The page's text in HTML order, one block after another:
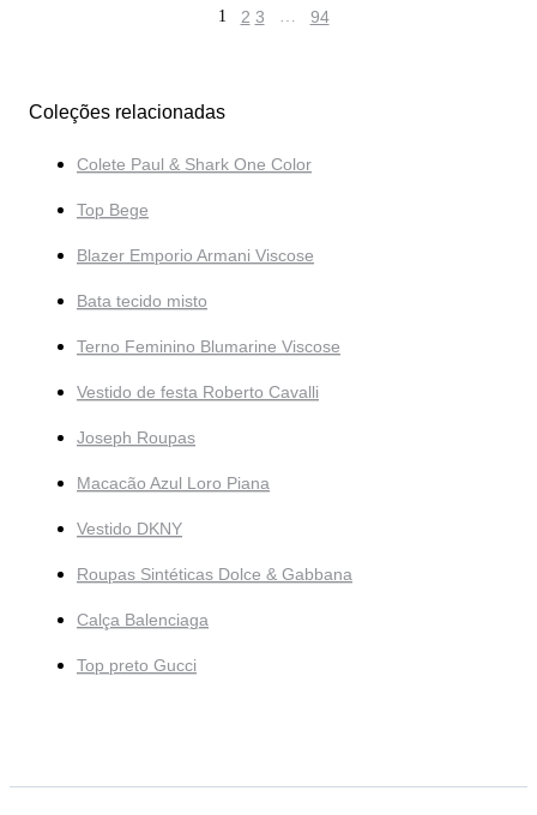
1 2 3 … 94
Coleções relacionadas
Colete Paul & Shark One Color
Top Bege
Blazer Emporio Armani Viscose
Bata tecido misto
Terno Feminino Blumarine Viscose
Vestido de festa Roberto Cavalli
Joseph Roupas
Macacão Azul Loro Piana
Vestido DKNY
Roupas Sintéticas Dolce & Gabbana
Calça Balenciaga
Top preto Gucci